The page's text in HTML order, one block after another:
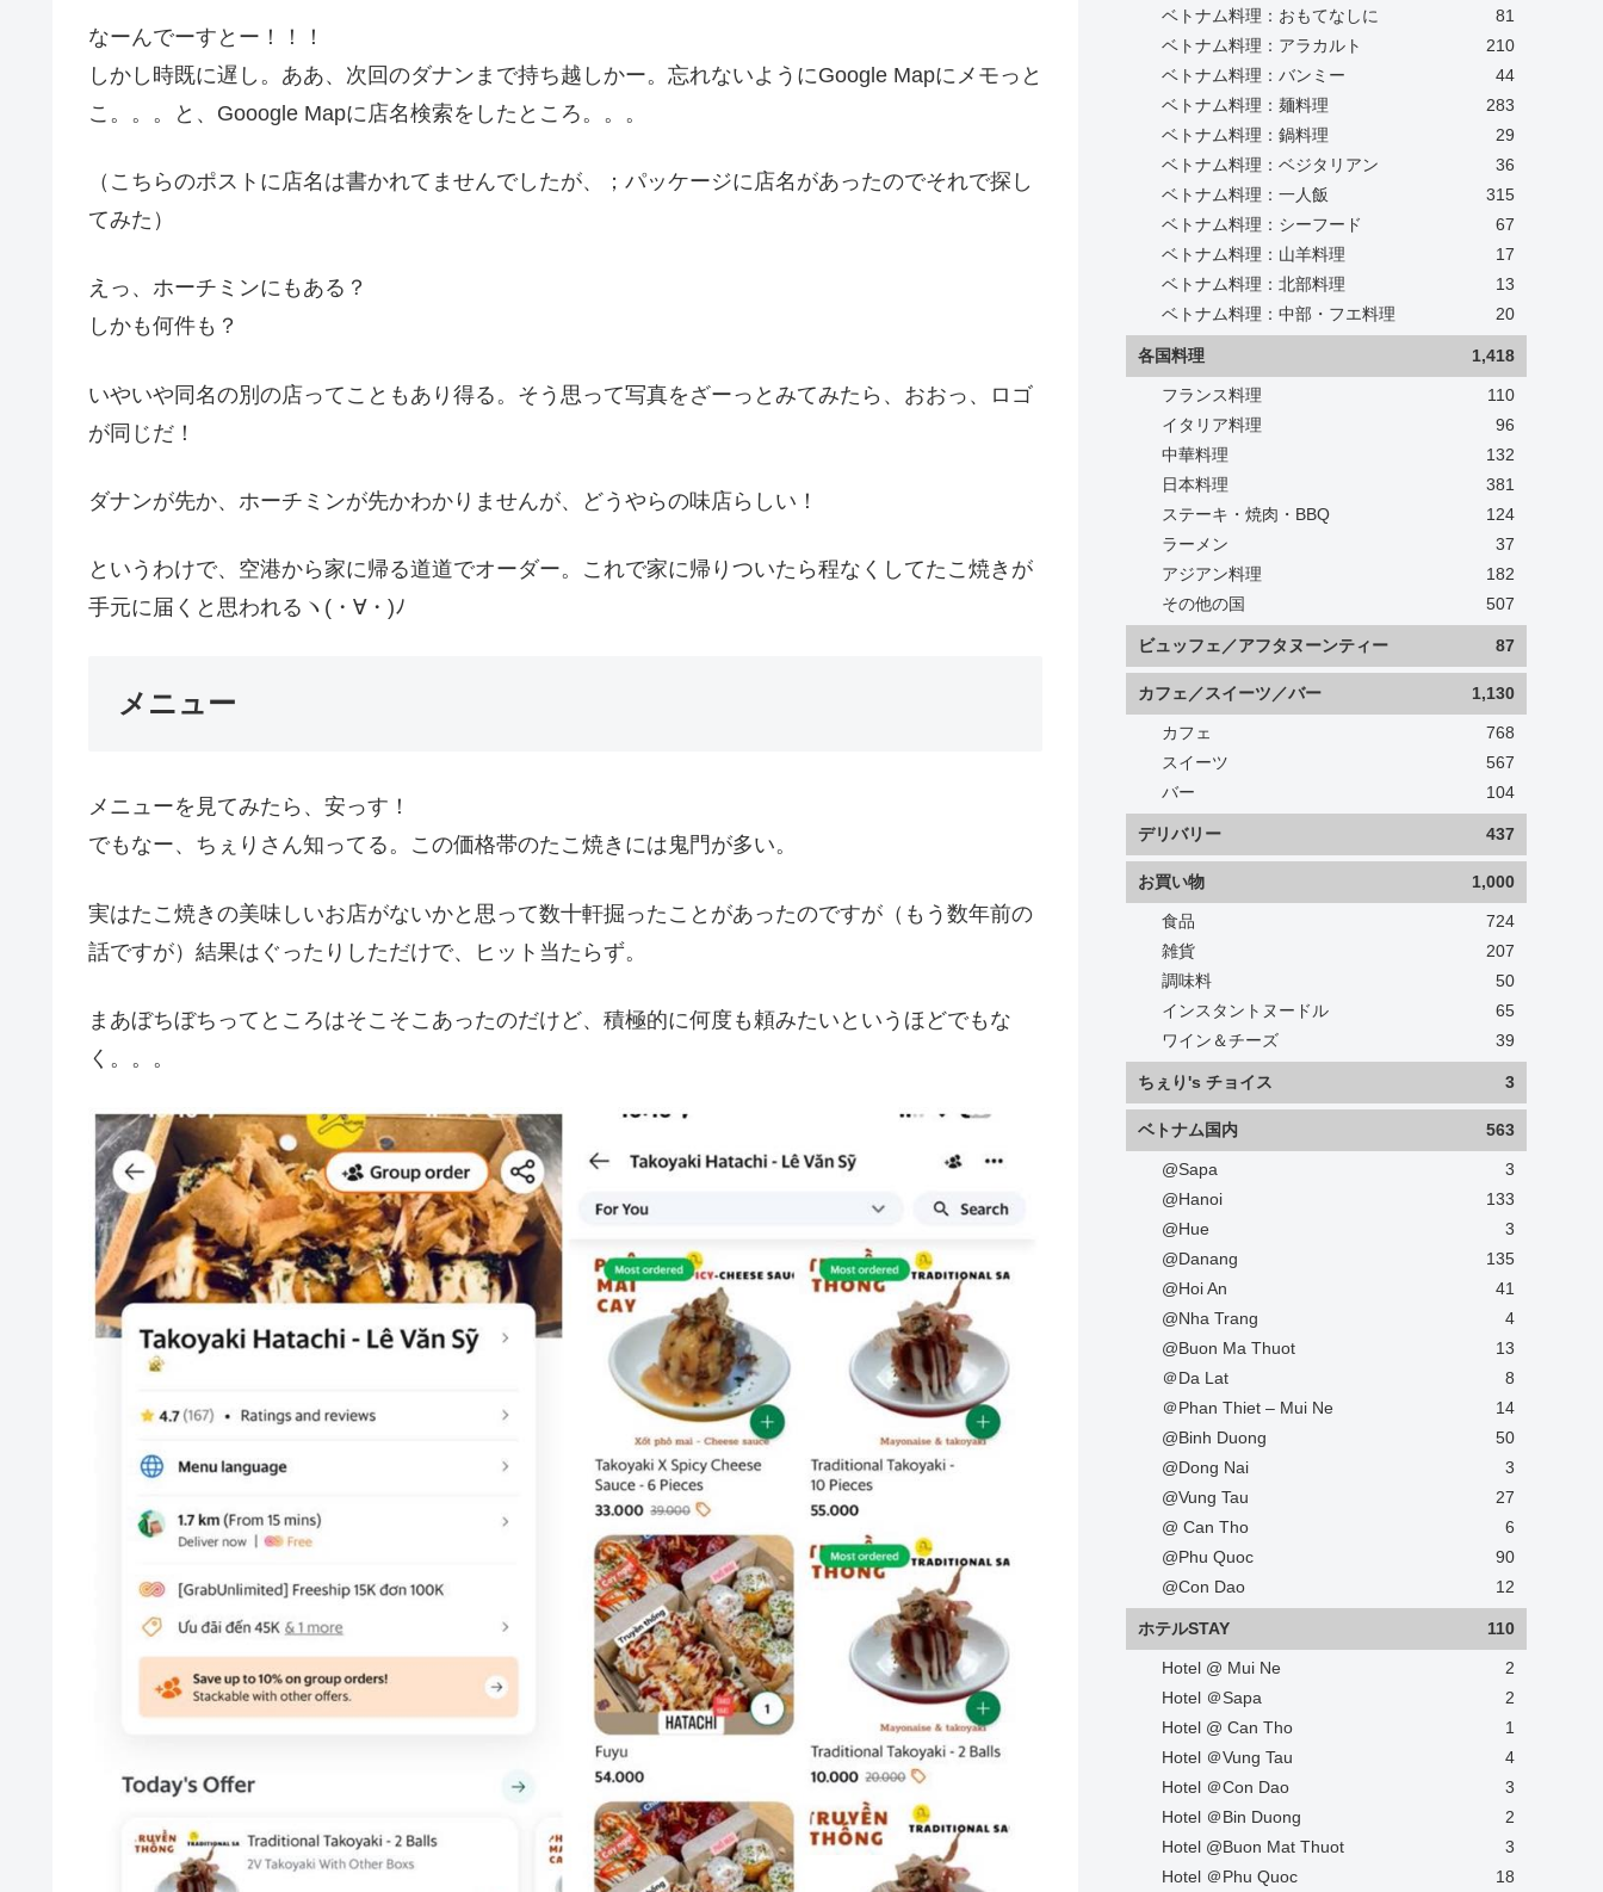
なーんでーすとー！！！
しかし時既に遅し。ああ、次回のダナンまで持ち越しかー。忘れないようにGoogle Mapにメモっと
こ。。。と、Gooogle Mapに店名検索をしたところ。。。
（こちらのポストに店名は書かれてませんでしたが、；パッケージに店名があったのでそれで探し
てみた）
えっ、ホーチミンにもある？
しかも何件も？
いやいや同名の別の店ってこともあり得る。そう思って写真をざーっとみてみたら、おおっ、ロゴ
が同じだ！
ダナンが先か、ホーチミンが先かわかりませんが、どうやらの味店らしい！
というわけで、空港から家に帰る道道でオーダー。これで家に帰りついたら程なくしてたこ焼きが
手元に届くと思われるヽ(・∀・)ﾉ
メニュー
メニューを見てみたら、安っす！
でもなー、ちぇりさん知ってる。この価格帯のたこ焼きには鬼門が多い。
実はたこ焼きの美味しいお店がないかと思って数十軒掘ったことがあったのですが（もう数年前の
話ですが）結果はぐったりしただけで、ヒット当たらず。
まあぼちぼちってところはそこそこあったのだけど、積極的に何度も頼みたいというほどでもな
く。。。
ベトナム料理：おもてなしに
81
ベトナム料理：アラカルト
210
ベトナム料理：バンミー
44
ベトナム料理：麺料理
283
ベトナム料理：鍋料理
29
ベトナム料理：ベジタリアン
36
ベトナム料理：一人飯
315
ベトナム料理：シーフード
67
ベトナム料理：山羊料理
17
ベトナム料理：北部料理
13
ベトナム料理：中部・フエ料理
20
各国料理 1,418
フランス料理
110
イタリア料理
96
中華料理
132
日本料理
381
ステーキ・焼肉・BBQ
124
ラーメン
37
アジアン料理
182
その他の国
507
ビュッフェ／アフタヌーンティー 87
カフェ／スイーツ／バー 1,130
カフェ
768
スイーツ
567
バー
104
デリバリー 437
お買い物 1,000
食品
724
雑貨
207
調味料
50
インスタントヌードル
65
ワイン＆チーズ
39
ちぇり's チョイス 3
ベトナム国内 563
@Sapa
3
@Hanoi
133
@Hue
3
@Danang
135
@Hoi An
41
@Nha Trang
4
@Buon Ma Thuot
13
＠Da Lat
8
＠Phan Thiet – Mui Ne
14
@Binh Duong
50
@Dong Nai
3
@Vung Tau
27
@ Can Tho
6
@Phu Quoc
90
@Con Dao
12
ホテルSTAY 110
Hotel @ Mui Ne
2
Hotel ＠Sapa
2
Hotel @ Can Tho
1
Hotel ＠Vung Tau
4
Hotel ＠Con Dao
3
Hotel ＠Bin Duong
2
Hotel @Buon Mat Thuot
3
Hotel ＠Phu Quoc
18